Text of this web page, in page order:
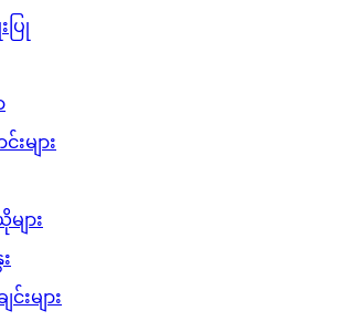
ပြု
များ
ျား
းများ